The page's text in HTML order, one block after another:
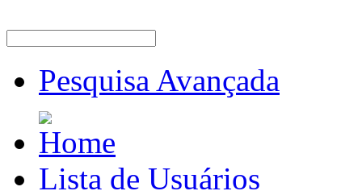
Pesquisa Avançada
Lista de Usuários